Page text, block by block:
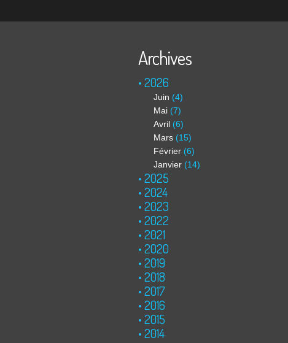
Archives
2026
Juin (4)
Mai (7)
Avril (6)
Mars (15)
Février (6)
Janvier (14)
2025
2024
2023
2022
2021
2020
2019
2018
2017
2016
2015
2014